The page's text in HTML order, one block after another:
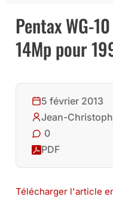
Pentax WG-
14Mp pour
5 février 2013
Jean-
0
PDF
Télécharger l'article